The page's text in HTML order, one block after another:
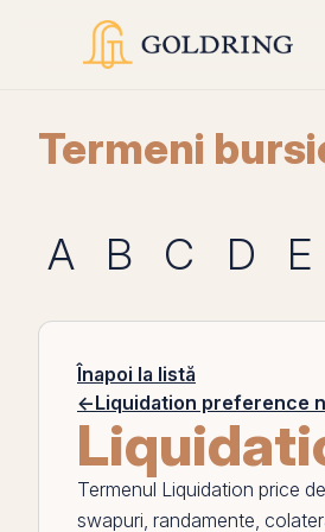
Termeni
A B C D E
Înapoi la listă
←Liquidation preference
Termenul Liquidation price
swapuri, randamente,